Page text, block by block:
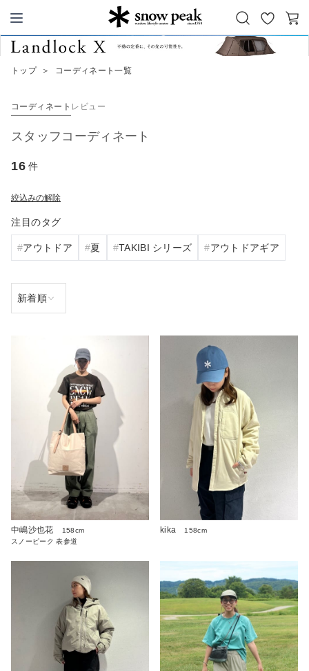
Snow Peak
お
気
カ
トップ ＞ コーディネート一覧
コーディネート レビュー
スタッフコーディネート
16 件
絞込みの解除
注目のタグ
アウトドア 夏 TAKIBI シリーズ アウトドアギア
中嶋沙也花
158cm
スノーピーク 表参道
kika 158cm